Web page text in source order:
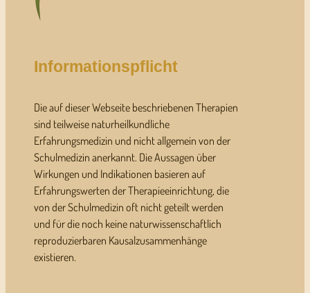
Informationspflicht
Die auf dieser Webseite beschriebenen Therapien
sind teilweise naturheilkundliche
Erfahrungsmedizin und nicht allgemein von der
Schulmedizin anerkannt. Die Aussagen über
Wirkungen und Indikationen basieren auf
Erfahrungswerten der Therapieeinrichtung, die
von der Schulmedizin oft nicht geteilt werden
und für die noch keine naturwissenschaftlich
reproduzierbaren Kausalzusammenhänge
existieren.